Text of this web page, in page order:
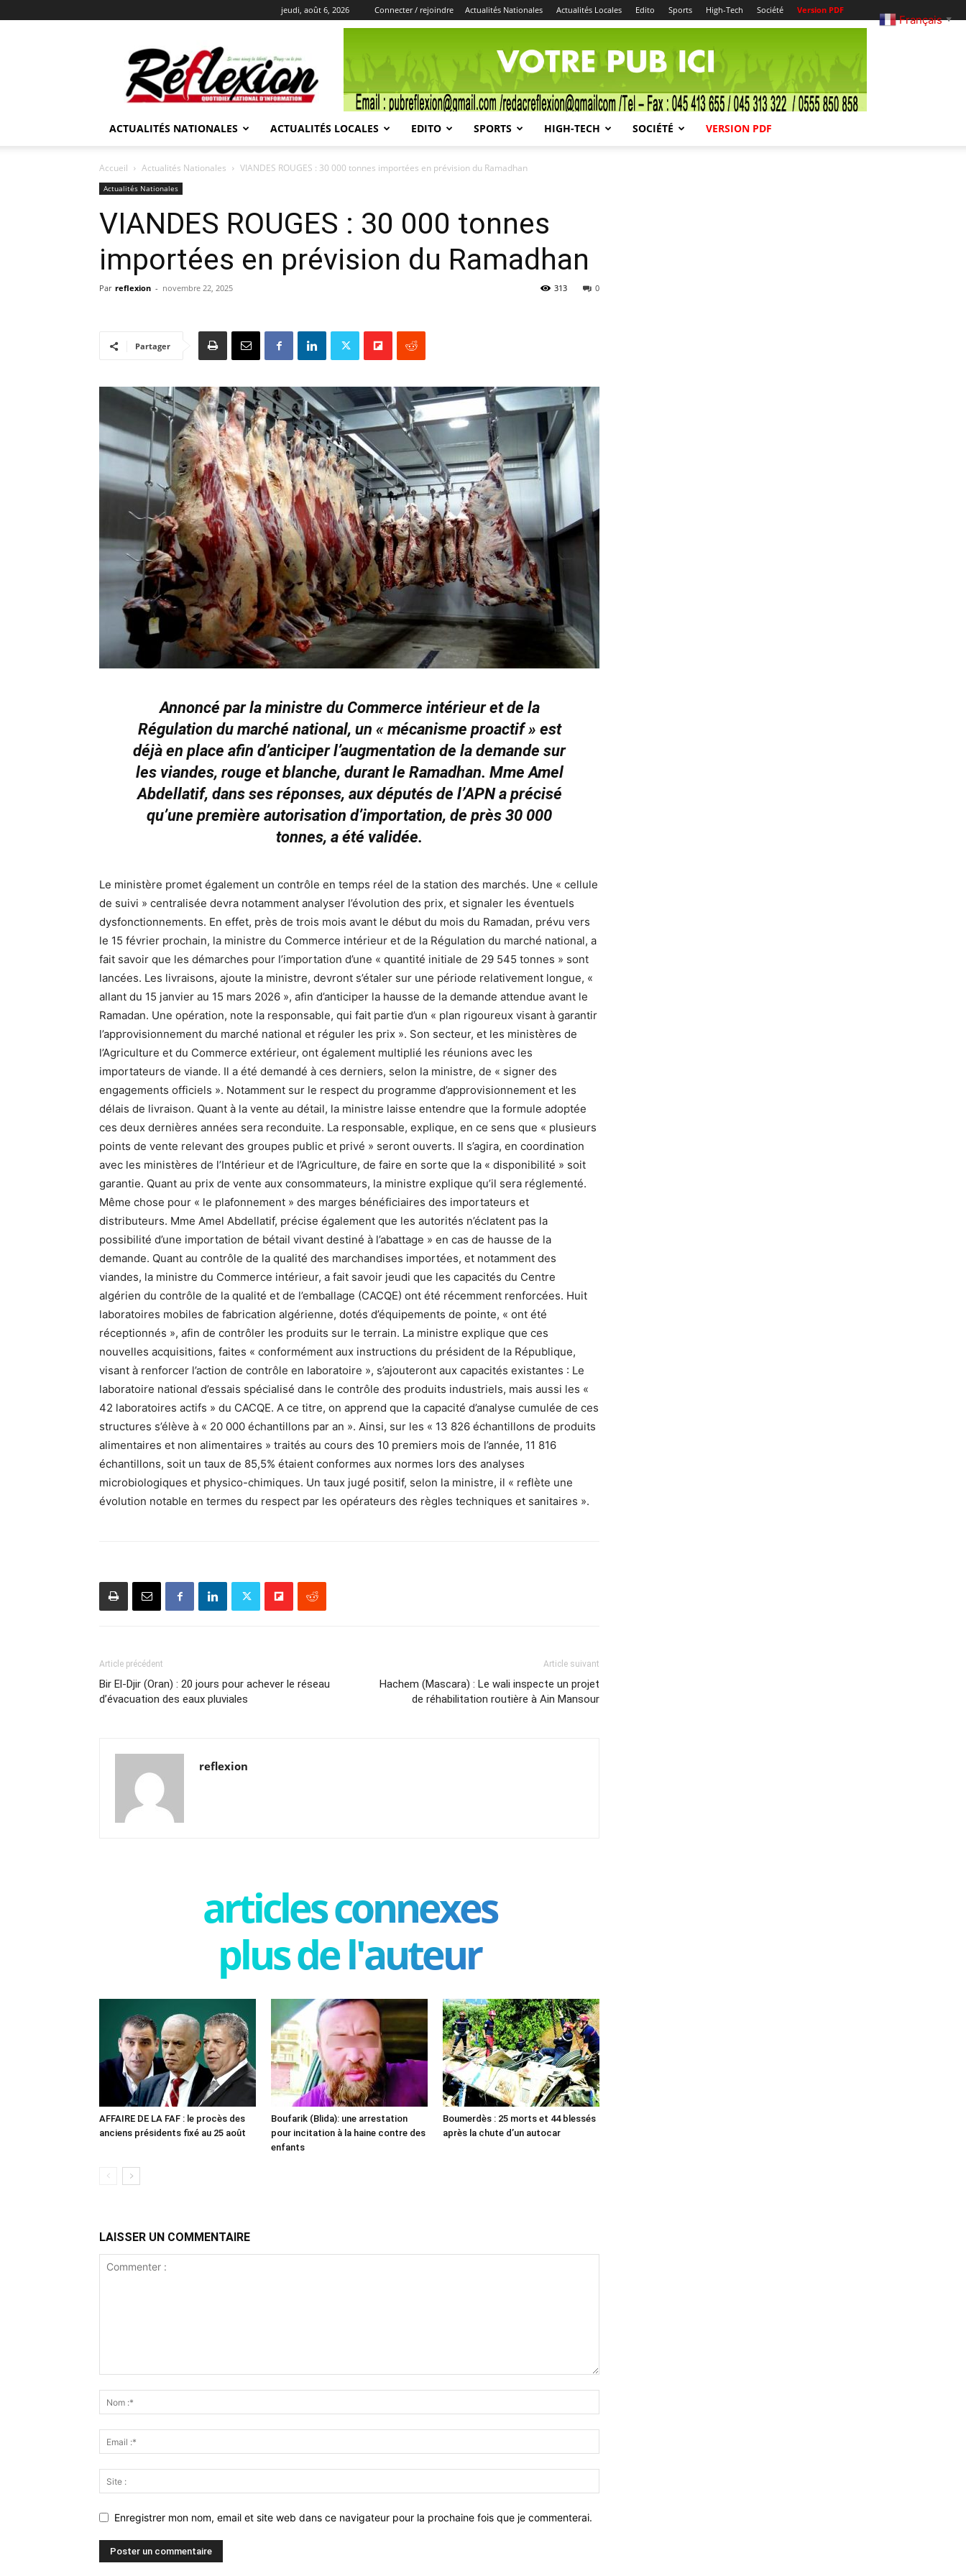
jeudi, août 6, 2026 Connecter / rejoindre Actualités Nationales Actualités Locales Edito Sports High-Tech Société Version PDF
REFLEXION
ACTUALITÉS NATIONALES ACTUALITÉS LOCALES EDITO SPORTS HIGH-TECH SOCIÉTÉ VERSION PDF
Accueil Actualités Nationales VIANDES ROUGES : 30 000 tonnes importées en prévision du Ramadhan
Actualités Nationales
VIANDES ROUGES : 30 000 tonnes
importées en prévision du Ramadhan
Par reflexion - novembre 22, 2025 0
313
Partager
Annoncé par la ministre du Commerce intérieur et de la
Régulation du marché national, un « mécanisme proactif » est
déjà en place afin d’anticiper l’augmentation de la demande sur
les viandes, rouge et blanche, durant le Ramadhan. Mme Amel
Abdellatif, dans ses réponses, aux députés de l’APN a précisé
qu’une première autorisation d’importation, de près 30 000
tonnes, a été validée.
Le ministère promet également un contrôle en temps réel de la station des marchés. Une « cellule
de suivi » centralisée devra notamment analyser l’évolution des prix, et signaler les éventuels
dysfonctionnements. En effet, près de trois mois avant le début du mois du Ramadan, prévu vers
le 15 février prochain, la ministre du Commerce intérieur et de la Régulation du marché national, a
fait savoir que les démarches pour l’importation d’une « quantité initiale de 29 545 tonnes » sont
lancées. Les livraisons, ajoute la ministre, devront s’étaler sur une période relativement longue, «
allant du 15 janvier au 15 mars 2026 », afin d’anticiper la hausse de la demande attendue avant le
Ramadan. Une opération, note la responsable, qui fait partie d’un « plan rigoureux visant à garantir
l’approvisionnement du marché national et réguler les prix ». Son secteur, et les ministères de
l’Agriculture et du Commerce extérieur, ont également multiplié les réunions avec les
importateurs de viande. Il a été demandé à ces derniers, selon la ministre, de « signer des
engagements officiels ». Notamment sur le respect du programme d’approvisionnement et les
délais de livraison. Quant à la vente au détail, la ministre laisse entendre que la formule adoptée
ces deux dernières années sera reconduite. La responsable, explique, en ce sens que « plusieurs
points de vente relevant des groupes public et privé » seront ouverts. Il s’agira, en coordination
avec les ministères de l’Intérieur et de l’Agriculture, de faire en sorte que la « disponibilité » soit
garantie. Quant au prix de vente aux consommateurs, la ministre explique qu’il sera réglementé.
Même chose pour « le plafonnement » des marges bénéficiaires des importateurs et
distributeurs. Mme Amel Abdellatif, précise également que les autorités n’éclatent pas la
possibilité d’une importation de bétail vivant destiné à l’abattage » en cas de hausse de la
demande. Quant au contrôle de la qualité des marchandises importées, et notamment des
viandes, la ministre du Commerce intérieur, a fait savoir jeudi que les capacités du Centre
algérien du contrôle de la qualité et de l’emballage (CACQE) ont été récemment renforcées. Huit
laboratoires mobiles de fabrication algérienne, dotés d’équipements de pointe, « ont été
réceptionnés », afin de contrôler les produits sur le terrain. La ministre explique que ces
nouvelles acquisitions, faites « conformément aux instructions du président de la République,
visant à renforcer l’action de contrôle en laboratoire », s’ajouteront aux capacités existantes : Le
laboratoire national d’essais spécialisé dans le contrôle des produits industriels, mais aussi les «
42 laboratoires actifs » du CACQE. A ce titre, on apprend que la capacité d’analyse cumulée de ces
structures s’élève à « 20 000 échantillons par an ». Ainsi, sur les « 13 826 échantillons de produits
alimentaires et non alimentaires » traités au cours des 10 premiers mois de l’année, 11 816
échantillons, soit un taux de 85,5% étaient conformes aux normes lors des analyses
microbiologiques et physico-chimiques. Un taux jugé positif, selon la ministre, il « reflète une
évolution notable en termes du respect par les opérateurs des règles techniques et sanitaires ».
Article précédent
Bir El-Djir (Oran) : 20 jours pour achever le réseau
d’évacuation des eaux pluviales
Article suivant
Hachem (Mascara) : Le wali inspecte un projet
de réhabilitation routière à Ain Mansour
reflexion
articles connexes
plus de l'auteur
AFFAIRE DE LA FAF : le procès des
anciens présidents fixé au 25 août
Boufarik (Blida): une arrestation
pour incitation à la haine contre des
enfants
Boumerdès : 25 morts et 44 blessés
après la chute d’un autocar
LAISSER UN COMMENTAIRE
Enregistrer mon nom, email et site web dans ce navigateur pour la prochaine fois que je commenterai.
Français ▼